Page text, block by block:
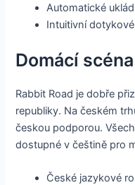
Automatické
Intuitivní
Domácí scéna
Rabbit Road je dobře
republiky. Na českém
českou podporou.
dostupné v češtině pro
České jazykové